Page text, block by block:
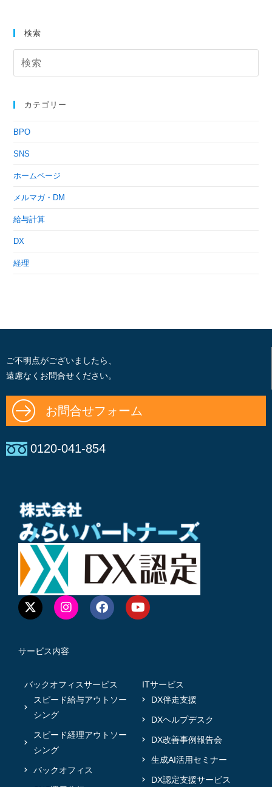
検索
カテゴリー
BPO
SNS
ホームページ
メルマガ・DM
給与計算
DX
経理
ご不明点がございましたら、
遠慮なくお問合せください。
お問合せフォーム
0120-041-854
サービス内容
バックオフィスサービス
スピード給与アウトソー
シング
スピード経理アウトソー
シング
バックオフィス
ITサービス
DX伴走支援
DXヘルプデスク
DX改善事例報告会
生成AI活用セミナー
DX認定支援サービス